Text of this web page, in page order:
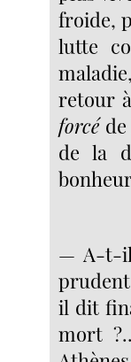
froide,
lutte
retour
forcéde
de la
— A-t-il
prudent
il dit
mort